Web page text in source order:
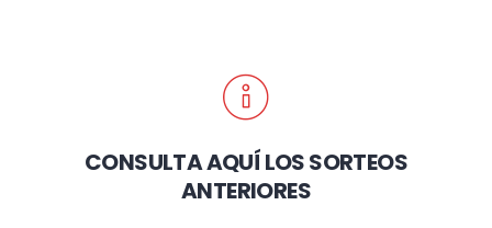
CONSULTA AQUÍ LOS SORTEOS
ANTERIORES